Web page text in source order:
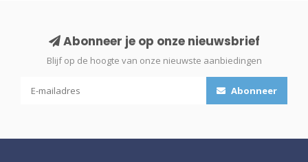
Abonneer je op onze nieuwsbrief
Blijf op de hoogte van onze nieuwste aanbiedingen
Abonneer